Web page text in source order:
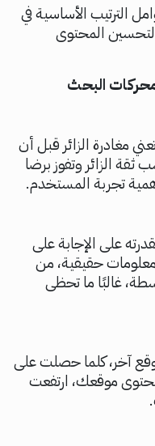
الترتيب الأساسية في
لتحسين المحتوى
محركات البحث
مغادرة الزائر قبل أن
الزائر وتفوز برضا
تجربة المستخدم.
على الإجابة على
معلومات حقيقية، من
غالبًا ما تحظى
آخر، كلما حصلت على
موقعك، ارتفعت